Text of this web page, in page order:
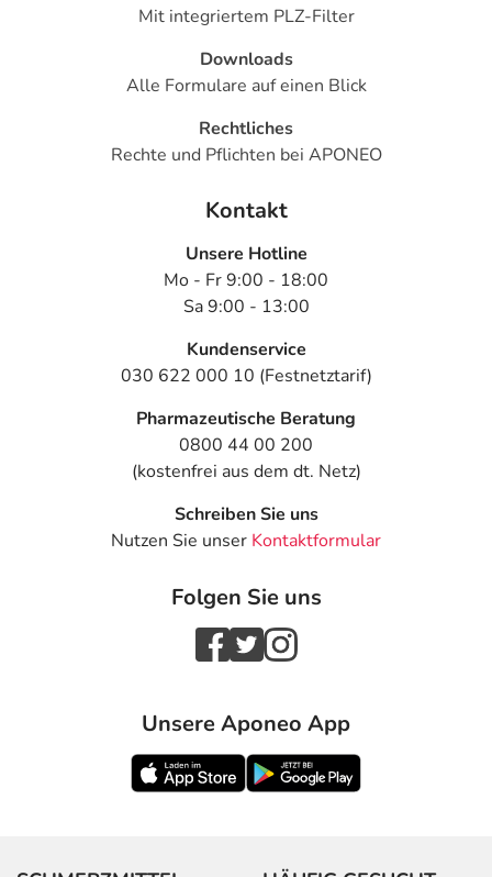
Mit integriertem PLZ-Filter
Downloads
Alle Formulare auf einen Blick
Rechtliches
Rechte und Pflichten bei APONEO
Kontakt
Unsere Hotline
Mo - Fr 9:00 - 18:00
Sa 9:00 - 13:00
Kundenservice
030 622 000 10 (Festnetztarif)
Pharmazeutische Beratung
0800 44 00 200
(kostenfrei aus dem dt. Netz)
Schreiben Sie uns
Nutzen Sie unser Kontaktformular
Folgen Sie uns
Unsere Aponeo App